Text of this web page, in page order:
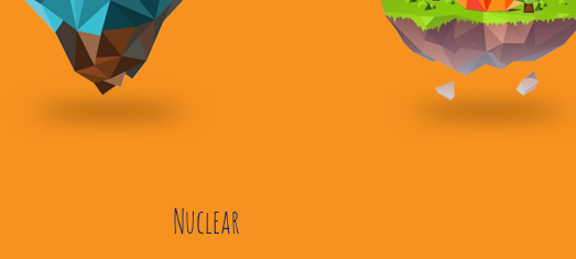
Nuclear